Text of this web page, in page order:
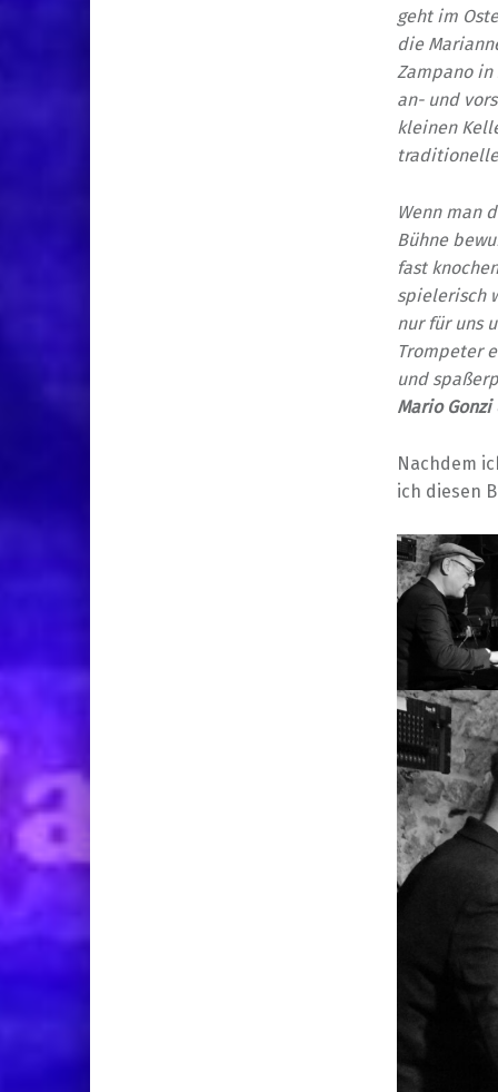
geht im
die
Zampano in
an- und
kleinen
Wenn man
Bühne
fast
spielerisch
nur für uns
Trompeter
und
Mario Gonzi
Nachdem
ich diesen